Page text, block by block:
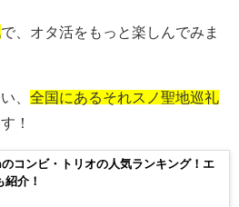
で、オタ活をもっと楽しんでみま
、 全国にあるそれスノ聖地巡礼
！
コンビ・トリオの人気ランキング！エ
紹介！